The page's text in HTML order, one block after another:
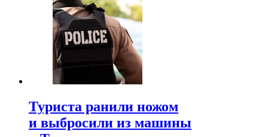
Туриста ранили ножом
и выбросили из машины